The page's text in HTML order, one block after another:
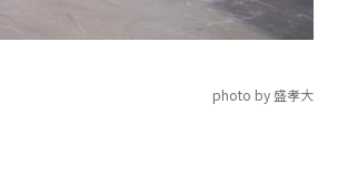
photo by 盛孝大